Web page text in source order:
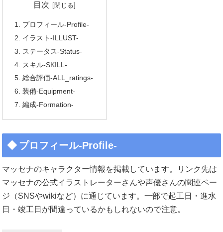
目次
プロフィール-Profile-
イラスト-ILLUST-
ステータス-Status-
スキル-SKILL-
総合評価-ALL_ratings-
装備-Equipment-
編成-Formation-
プロフィール-Profile-
マッセナのキャラクター情報を掲載しています。リンク先は
マッセナの公式イラストレーターさんや声優さんの関連ペー
ジ（SNSやwikiなど）に通じています。一部で起工日・進水
日・竣工日が間違っているかもしれないので注意。